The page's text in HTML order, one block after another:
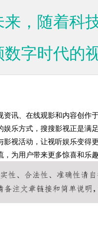
，随着科
字时代的
资讯、在线观影和内容创
娱乐方式，搜搜影视正是
视活动，让视听娱乐变得
，为用户带来更多惊喜和乐